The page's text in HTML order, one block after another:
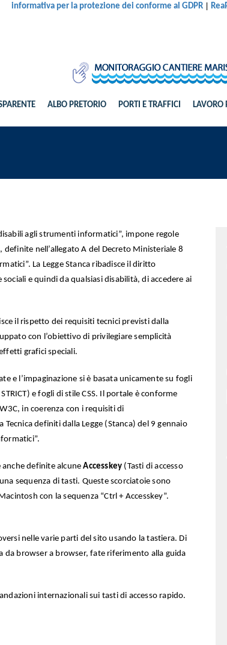
informativa per la protezione dei conforme al GDPR |
ALBO PRETORIO PORTI E TRAFFICI LAVORO
agli strumenti informatici”, impone regole
nell’allegato A del Decreto Ministeriale 8
La Legge Stanca ribadisce il diritto
e quindi da qualsiasi disabilità, di accedere ai
il rispetto dei requisiti tecnici previsti dalla
con l’obiettivo di privilegiare semplicità
grafici speciali.
e l’impaginazione si è basata unicamente su fogli
e fogli di stile CSS. Il portale è conforme
in coerenza con i requisiti di
definiti dalla Legge (Stanca) del 9 gennaio
anche definite alcuneAccesskey (Tasti di accesso
sequenza di tasti. Queste scorciatoie sono
con la sequenza “Ctrl + Accesskey”.
nelle varie parti del sito usando la tastiera. Di
da browser a browser, fate riferimento alla guida
internazionali sui tasti di accesso rapido.